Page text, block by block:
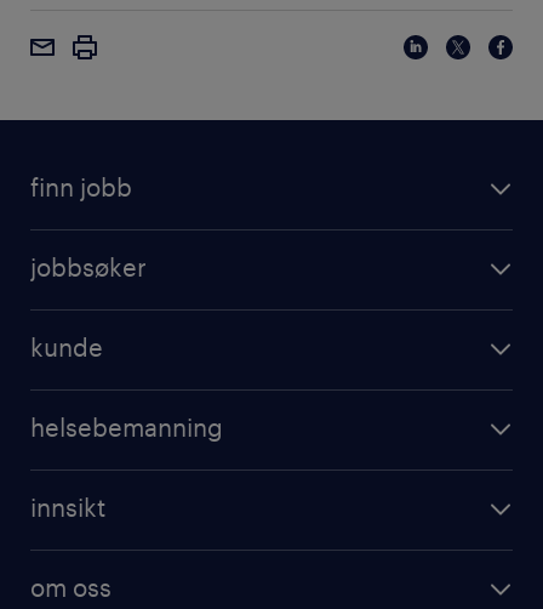
finn jobb
jobbsøker
kunde
helsebemanning
innsikt
om oss